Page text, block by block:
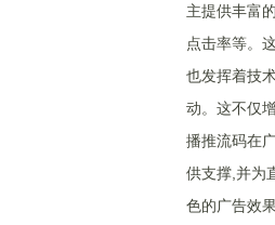
主提供丰富
点击率等。
也发挥着技
动。这不仅
播推流码在
供支撑,并为
色的广告效果